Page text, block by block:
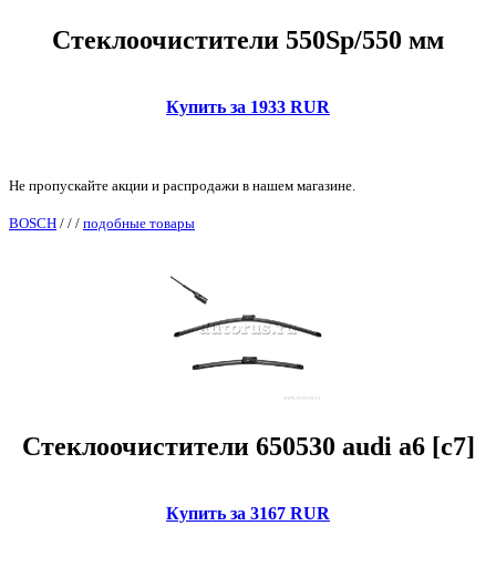
Стеклоочистители 550Sp/550 мм
Купить за 1933 RUR
Не пропускайте акции и распродажи в нашем магазине.
BOSCH / / / подобные товары
Стеклоочистители 650530 audi a6 [c7]
Купить за 3167 RUR